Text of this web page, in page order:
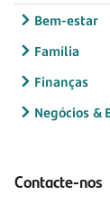
Bem-estar
Família
Finanças
Negócios &
Contacte-nos